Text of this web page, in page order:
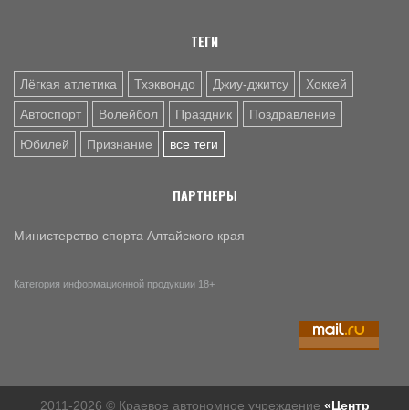
ТЕГИ
Лёгкая атлетика Тхэквондо Джиу-джитсу Хоккей
Автоспорт Волейбол Праздник Поздравление
Юбилей Признание все теги
ПАРТНЕРЫ
Министерство спорта Алтайского края
Категория информационной продукции 18+
2011-2026 © Краевое автономное учреждение «Центр